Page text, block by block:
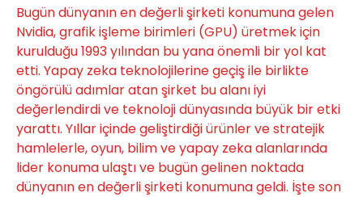
Bugün dünyanın en değerli şirketi konumuna gelen
Nvidia, grafik işleme birimleri (GPU) üretmek için
kurulduğu 1993 yılından bu yana önemli bir yol kat
etti. Yapay zeka teknolojilerine geçiş ile birlikte
öngörülü adımlar atan şirket bu alanı iyi
değerlendirdi ve teknoloji dünyasında büyük bir etki
yarattı. Yıllar içinde geliştirdiği ürünler ve stratejik
hamlelerle, oyun, bilim ve yapay zeka alanlarında
lider konuma ulaştı ve bugün gelinen noktada
dünyanın en değerli şirketi konumuna geldi. İşte son